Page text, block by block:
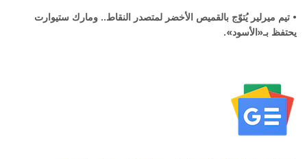
• تيم ميرلير يُتوّج بالقميص الأخضر لمتصدر النقاط.. ومارك ستيوارت
يحتفظ بـ«الأسود».